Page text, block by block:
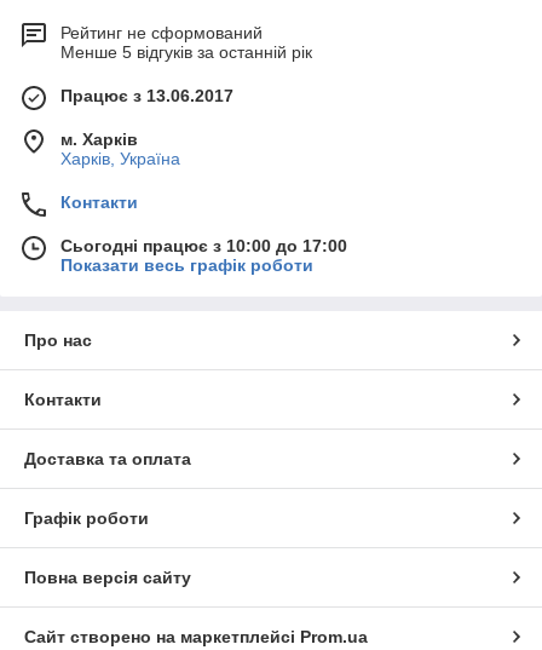
Рейтинг не сформований
Менше 5 відгуків за останній рік
Працює з 13.06.2017
м. Харків
Харків, Україна
Контакти
Сьогодні працює з 10:00 до 17:00
Показати весь графік роботи
Про нас
Контакти
Доставка та оплата
Графік роботи
Повна версія сайту
Сайт створено на маркетплейсі Prom.ua